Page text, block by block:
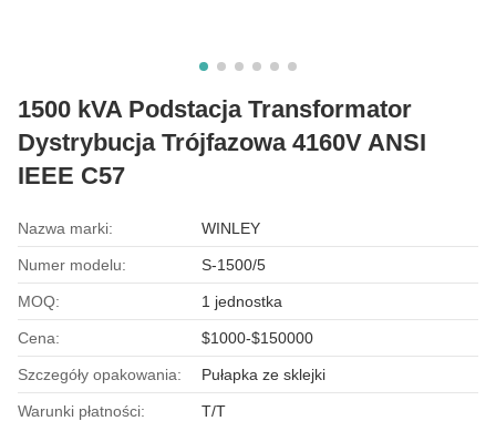
1500 kVA Podstacja Transformator
Dystrybucja Trójfazowa 4160V ANSI
IEEE C57
Nazwa marki: WINLEY
Numer modelu: S-1500/5
MOQ: 1 jednostka
Cena: $1000-$150000
Szczegóły opakowania: Pułapka ze sklejki
Warunki płatności: T/T